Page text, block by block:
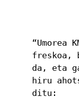
“Umorea
freskoa,
da, eta
hiru
ditu: